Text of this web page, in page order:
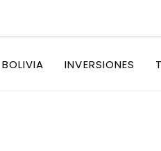
BOLIVIA INVERSIONES